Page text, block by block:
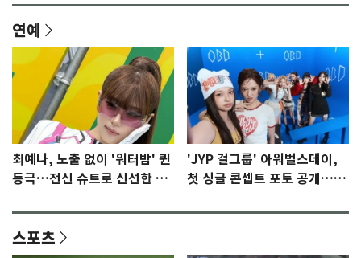
연예
최예나, 노출 없이 '워터밤' 퀸
등극…전신 슈트로 신선한 충
'JYP 걸그룹' 아워벌스데이,
첫 싱글 콘셉트 포토 공개…청
스포츠